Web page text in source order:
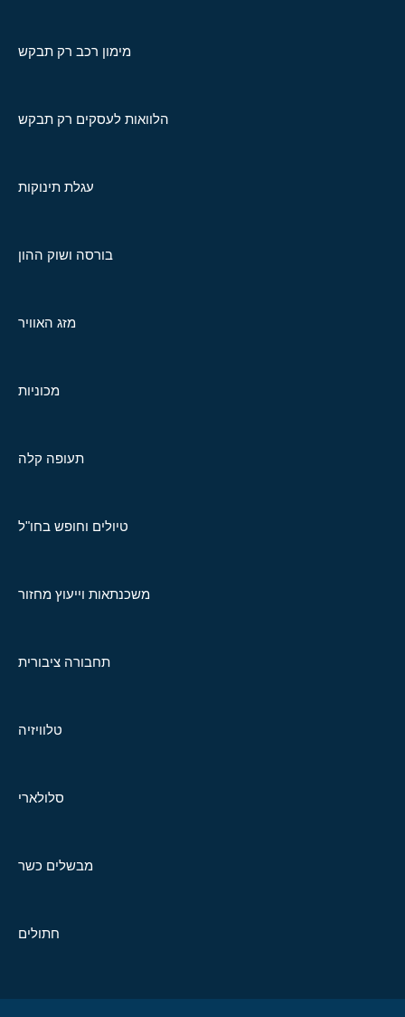
מימון רכב רק תבקש
הלוואות לעסקים רק תבקש
עגלת תינוקות
בורסה ושוק ההון
מזג האוויר
מכוניות
תעופה קלה
טיולים וחופש בחו"ל
משכנתאות וייעוץ מחזור
תחבורה ציבורית
טלוויזיה
סלולארי
מבשלים כשר
חתולים